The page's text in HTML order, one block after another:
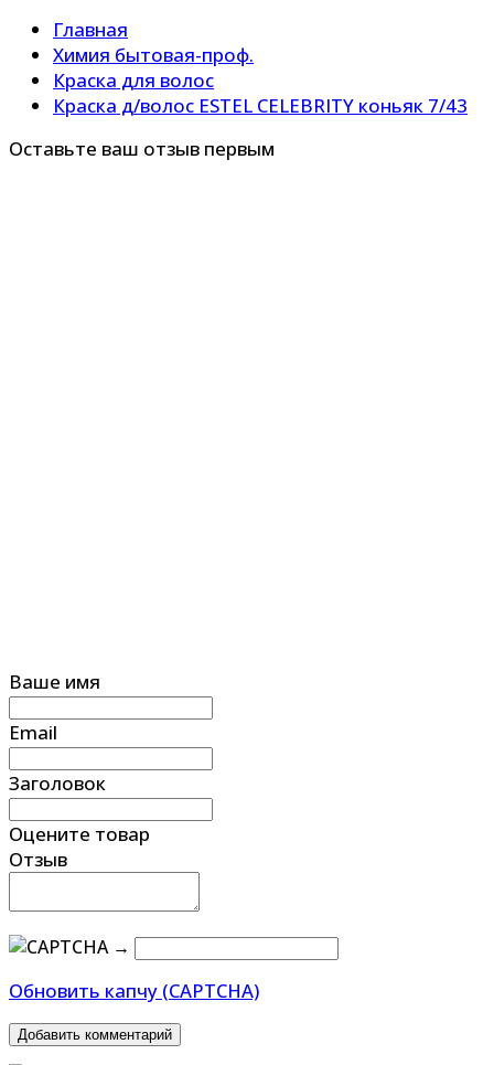
Главная
Химия бытовая-проф.
Краска для волос
Краска д/волос ESTEL CELEBRITY коньяк 7/43
Оставьте ваш отзыв первым
Ваше имя
Email
Заголовок
Оцените товар
Отзыв
→
Обновить капчу (CAPTCHA)
Добавить комментарий